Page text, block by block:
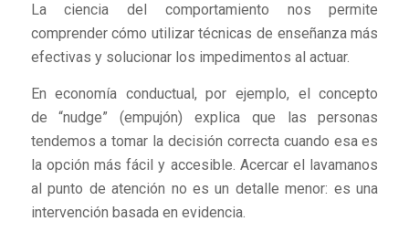
La ciencia del comportamiento nos permite
comprender cómo utilizar técnicas de enseñanza más
efectivas y solucionar los impedimentos al actuar.
En economía conductual, por ejemplo, el concepto
de “nudge” (empujón) explica que las personas
tendemos a tomar la decisión correcta cuando esa es
la opción más fácil y accesible. Acercar el lavamanos
al punto de atención no es un detalle menor: es una
intervención basada en evidencia.